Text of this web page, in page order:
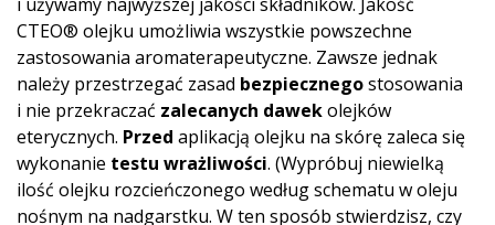
CTEO® olejku umożliwia wszystkie powszechne
zastosowania aromaterapeutyczne. Zawsze jednak
należy przestrzegać zasad bezpiecznegostosowania
i nie przekraczać zalecanych dawekolejków
eterycznych. Przed aplikacją olejku na skórę zaleca się
wykonanie testu wrażliwości. (Wypróbuj niewielką
ilość olejku rozcieńczonego według schematu w oleju
nośnym na nadgarstku. W ten sposób stwierdzisz, czy